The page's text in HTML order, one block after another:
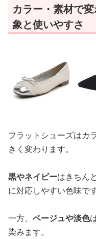
カラー・素材で
象と使いやすさ
フラットシューズはカ
きく変わります。
黒やネイビーはきちん
に対応しやすい色味です
一方、 ベージュや淡色
染みます。